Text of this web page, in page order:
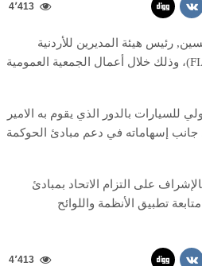
4٬413
رئيس هيئة المديرين للأردنية
لرياضة السيارات، عضواً في مجلس الشيوخ بالاتحاد الدولي للسيارات (FIA)، وذلك خلال أعمال الجمعية العمومية
للسيارات بالدور الذي يقوم به الامير
جانب إسهاماته في دعم مبادئ الحوكمة
على التزام الاتحاد بمبادئ
تطبيق الأنظمة واللوائح
4٬413